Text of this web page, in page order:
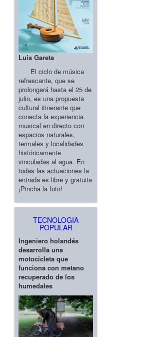
Luis Gareta
El ciclo de música
refrescante, que se
prolongará hasta el 25 de
julio, es una propuesta
cultural itinerante que
conecta la experiencia
musical en directo con
espacios naturales,
termales y localidades
históricamente
vinculadas al agua. En
todas las actuaciones la
entrada es libre y gratuita
¡Pincha la foto!
TECNOLOGIA
POPULAR
Ingeniero holandés
desarrolla una
motocicleta que
funciona con metano
recuperado de los
humedales